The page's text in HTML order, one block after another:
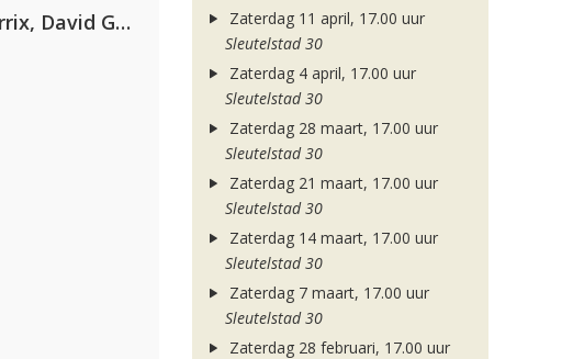
AFROJACK, Martin Garrix, David Guetta & Amél
Zaterdag 11 april, 17.00 uur
Sleutelstad 30
Zaterdag 4 april, 17.00 uur
Sleutelstad 30
Zaterdag 28 maart, 17.00 uur
Sleutelstad 30
Zaterdag 21 maart, 17.00 uur
Sleutelstad 30
Zaterdag 14 maart, 17.00 uur
Sleutelstad 30
Zaterdag 7 maart, 17.00 uur
Sleutelstad 30
Zaterdag 28 februari, 17.00 uur